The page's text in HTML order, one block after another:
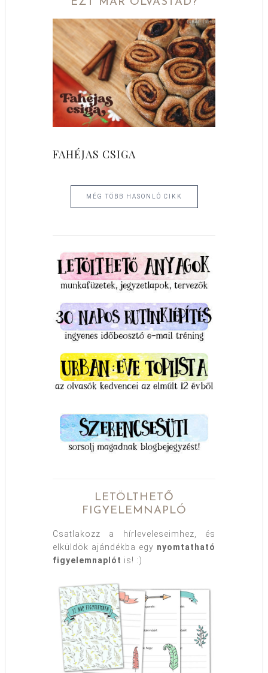
FAHÉJAS CSIGA
MÉG TÖBB HASONLÓ CIKK
LETÖLTHETŐ
FIGYELEMNAPLÓ
Csatlakozz a hírleveleseimhez, és
elküldök ajándékba egy nyomtatható
figyelemnaplót is! :)